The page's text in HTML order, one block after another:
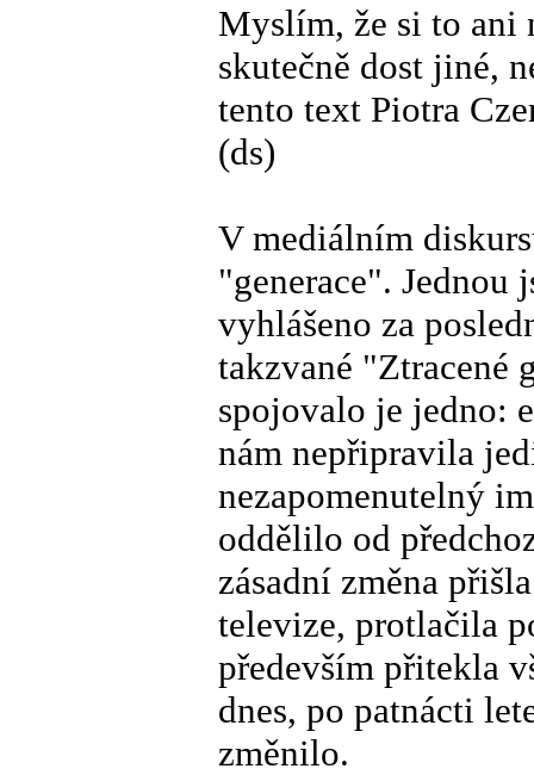
Myslím, že si to ani
skutečně dost jiné,
tento text Piotra
(ds)
V mediálním
"generace".
vyhlášeno za
takzvané "Ztracené
spojovalo je jedno:
nám nepřipravila
nezapomenutelný
oddělilo od
zásadní změna
televize, protlačila
především přitekla
dnes, po patnácti
změnilo.